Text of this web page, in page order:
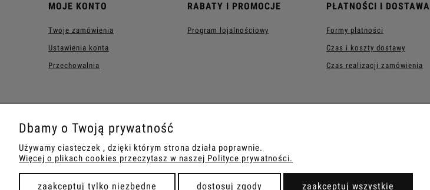
MOJE KONTO
Twoje zamówienia
Ustawienia konta
Przechowalnia
RABATY I PROMOCJE
Program lojalnościowy
PŁATNOŚCI I DOSTAWA
Formy płatności
Czas i koszty dostawy
Czas realizacji zamówienia
Sklep internetowy ART&DOLL | ul. Toruńska 65A, 87-103 Mała Nieszawka |
Dbamy o Twoją prywatność
Używamy ciasteczek , dzięki którym strona działa poprawnie.
Więcej o plikach cookies przeczytasz w naszej Polityce prywatności.
zaakceptuj tylko niezbędne dostosuj zgody zaakceptuj wszystkie